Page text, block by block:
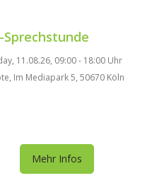
11.08.26, 09:00 - 18:00 Uhr
Im Mediapark 5, 50670 Köln
Mehr Infos